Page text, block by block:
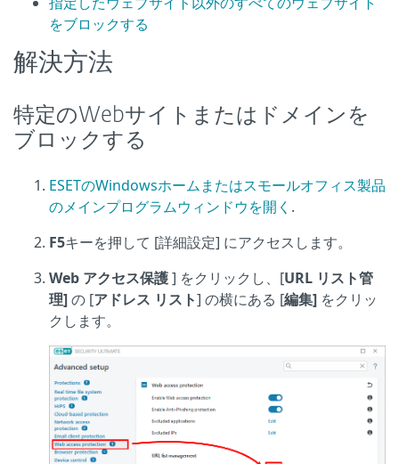
をブロックする
解決方法
特定のWebサイトまたはドメインを
ブロックする
ESETのWindowsホームまたはスモールオフィス製品
のメインプログラムウィンドウを開く .
F5キーを押して [詳細設定] にアクセスします。
Web アクセス保護] をクリックし、[URL リスト管
理]の [アドレス リスト] の横にある [編集] をクリッ
クします。